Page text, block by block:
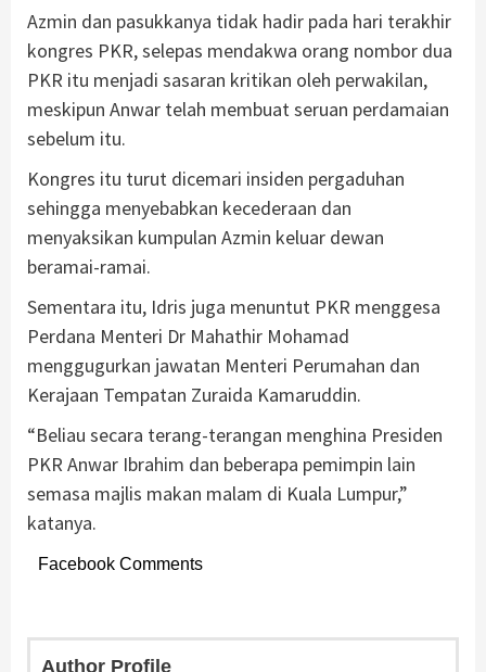
Azmin dan pasukkanya tidak hadir pada hari terakhir
kongres PKR, selepas mendakwa orang nombor dua
PKR itu menjadi sasaran kritikan oleh perwakilan,
meskipun Anwar telah membuat seruan perdamaian
sebelum itu.
Kongres itu turut dicemari insiden pergaduhan
sehingga menyebabkan kecederaan dan
menyaksikan kumpulan Azmin keluar dewan
beramai-ramai.
Sementara itu, Idris juga menuntut PKR menggesa
Perdana Menteri Dr Mahathir Mohamad
menggugurkan jawatan Menteri Perumahan dan
Kerajaan Tempatan Zuraida Kamaruddin.
“Beliau secara terang-terangan menghina Presiden
PKR Anwar Ibrahim dan beberapa pemimpin lain
semasa majlis makan malam di Kuala Lumpur,”
katanya.
Facebook Comments
Author Profile